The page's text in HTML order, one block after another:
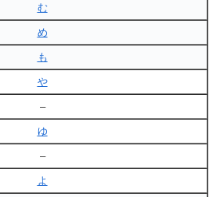
む
め
も
や
–
ゆ
–
よ